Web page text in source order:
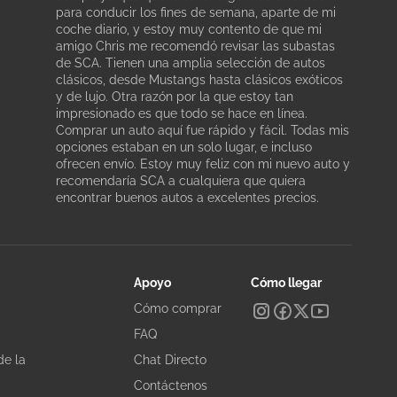
para conducir los fines de semana, aparte de mi
coche diario, y estoy muy contento de que mi
amigo Chris me recomendó revisar las subastas
de SCA. Tienen una amplia selección de autos
clásicos, desde Mustangs hasta clásicos exóticos
y de lujo. Otra razón por la que estoy tan
impresionado es que todo se hace en línea.
Comprar un auto aquí fue rápido y fácil. Todas mis
opciones estaban en un solo lugar, e incluso
ofrecen envío. Estoy muy feliz con mi nuevo auto y
recomendaría SCA a cualquiera que quiera
encontrar buenos autos a excelentes precios.
la
Apoyo
Cómo comprar
FAQ
Chat Directo
Contáctenos
Cómo llegar